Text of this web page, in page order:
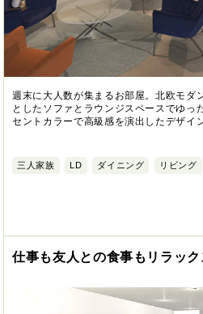
週末に大人数が集まるお部屋。北欧モダ
としたソファとラウンジスペースでゆっ
セントカラーで高級感を演出したデザイ
三人家族 LD ダイニング リビング
仕事も友人との食事もリラッ